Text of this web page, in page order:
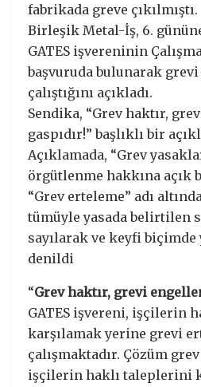
fabrikada greve çıkılmıştı.
Birleşik Metal-İş, 6.
GATES işvereninin
başvuruda bulunarak
çalıştığını açıkladı.
Sendika, “Grev haktır,
gaspıdır!” başlıklı bir
Açıklamada, “Grev
örgütlenme hakkına açık
“Grev erteleme” adı
tümüyle yasada belirtilen
sayılarak ve keyfi biçimde
denildi
“Grev haktır, grevi
GATES işvereni, işçilerin
karşılamak yerine grevi
çalışmaktadır. Çözüm
işçilerin haklı taleplerini